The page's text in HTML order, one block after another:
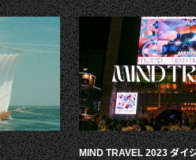
MIND TRAVEL 2023 ダイ